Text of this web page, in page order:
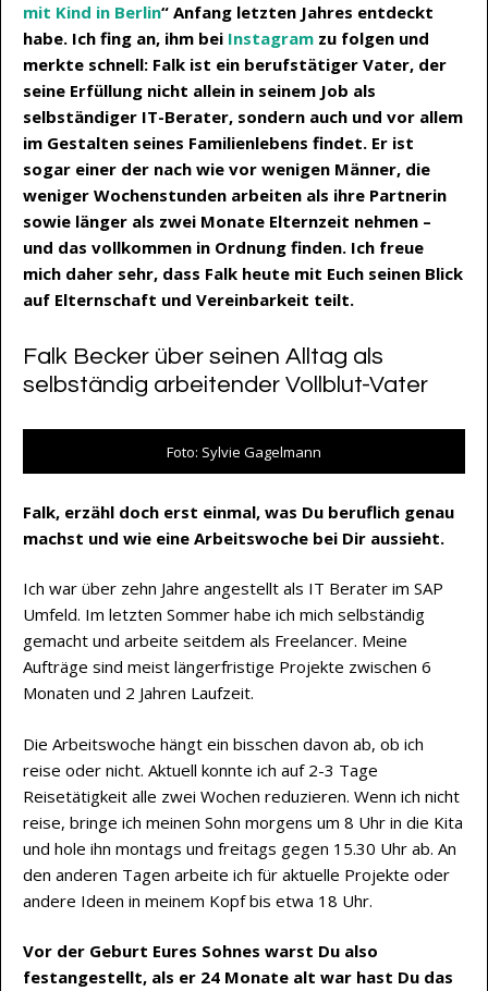
mit Kind in Berlin“ Anfang letzten Jahres entdeckt
habe. Ich fing an, ihm bei Instagram zu folgen und
merkte schnell: Falk ist ein berufstätiger Vater, der
seine Erfüllung nicht allein in seinem Job als
selbständiger IT-Berater, sondern auch und vor allem
im Gestalten seines Familienlebens findet. Er ist
sogar einer der nach wie vor wenigen Männer, die
weniger Wochenstunden arbeiten als ihre Partnerin
sowie länger als zwei Monate Elternzeit nehmen –
und das vollkommen in Ordnung finden. Ich freue
mich daher sehr, dass Falk heute mit Euch seinen Blick
auf Elternschaft und Vereinbarkeit teilt.
Falk Becker über seinen Alltag als
selbständig arbeitender Vollblut-Vater
Foto: Sylvie Gagelmann
Falk, erzähl doch erst einmal, was Du beruflich genau
machst und wie eine Arbeitswoche bei Dir aussieht.
Ich war über zehn Jahre angestellt als IT Berater im SAP
Umfeld. Im letzten Sommer habe ich mich selbständig
gemacht und arbeite seitdem als Freelancer. Meine
Aufträge sind meist längerfristige Projekte zwischen 6
Monaten und 2 Jahren Laufzeit.
Die Arbeitswoche hängt ein bisschen davon ab, ob ich
reise oder nicht. Aktuell konnte ich auf 2-3 Tage
Reisetätigkeit alle zwei Wochen reduzieren. Wenn ich nicht
reise, bringe ich meinen Sohn morgens um 8 Uhr in die Kita
und hole ihn montags und freitags gegen 15.30 Uhr ab. An
den anderen Tagen arbeite ich für aktuelle Projekte oder
andere Ideen in meinem Kopf bis etwa 18 Uhr.
Vor der Geburt Eures Sohnes warst Du also
festangestellt, als er 24 Monate alt war hast Du das